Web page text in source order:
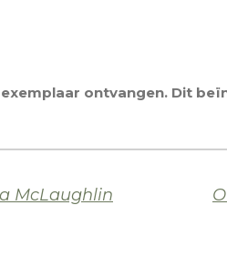
ontvangen. Dit
McLaughlin